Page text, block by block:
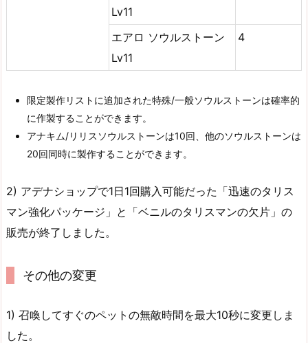
Lv11
エアロ ソウルストーン
Lv11
4
限定製作リストに追加された特殊/一般ソウルストーンは確率的
に作製することができます。
アナキム/リリスソウルストーンは10回、他のソウルストーンは
20回同時に製作することができます。
2) アデナショップで1日1回購入可能だった「迅速のタリス
マン強化パッケージ」と「ベニルのタリスマンの欠片」の
販売が終了しました。
その他の変更
1) 召喚してすぐのペットの無敵時間を最大10秒に変更しま
した。